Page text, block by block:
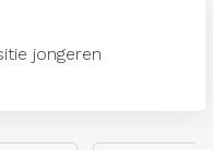
jongeren